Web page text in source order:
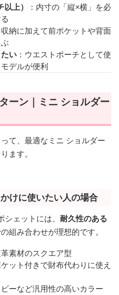
上）
：内寸の「縦×横」を必
納に加えて前ポケットや背面
い ：ウエストポーチとして使
デルが便利
ーン｜ミニ ショルダー
て、最適なミニ ショルダー
ます。
けに使いたい人の場合
ェットには、 耐久性のある
の組み合わせが理想的です。
素材のスクエア型
ット付きで財布代わりに使え
ーなど汎用性の高いカラー